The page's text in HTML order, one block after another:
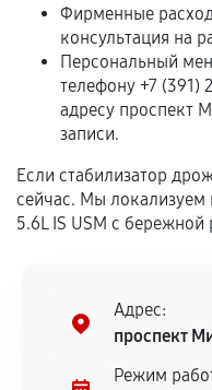
Гарантия на
сохраняться
соблюдены
техническим
дефектов.
Установка была
остается на
продавца. За
сервисный центр
Фирменные
консультация на
Персональный
телефону +7 (391)
адресу проспект
записи.
Если стабилизатор
сейчас. Мы
5.6L IS USM с бережной
Адрес:
проспект
Режим